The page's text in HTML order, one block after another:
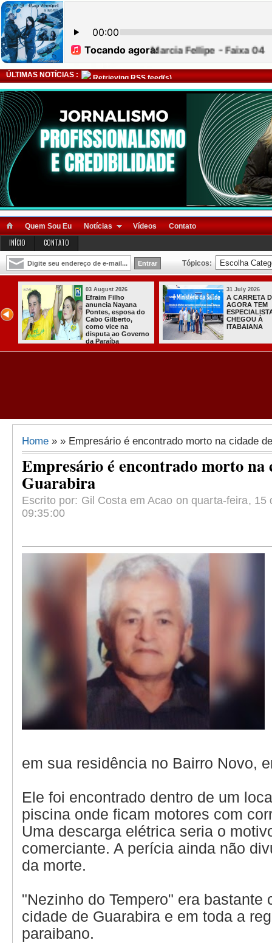
ÚLTIMAS NOTÍCIAS : Retrieving RSS feed(s)
Quem Sou Eu Notícias Vídeos Contato
INÍCIO CONTATO
Tópicos:
31 July 2026
A CARRETA DO
AGORA TEM
ESPECIALISTAS
CHEGOU À
ITABAIANA
31 July 2026
Sistema do TSE
registra primeiras
candidaturas na
Paraíba
Home » » Empresário é encontrado morto na cidade
Empresário é encontrado morto na
Guarabira
Escrito por: Gil Costa em Acao on quarta-feira, 15
09:35:00
em sua residência no Bairro Novo,
Ele foi encontrado dentro de um
piscina onde ficam motores com
Uma descarga elétrica seria o
comerciante. A perícia ainda não
da morte.
"Nezinho do Tempero" era bastante
cidade de Guarabira e em toda a
paraibano.